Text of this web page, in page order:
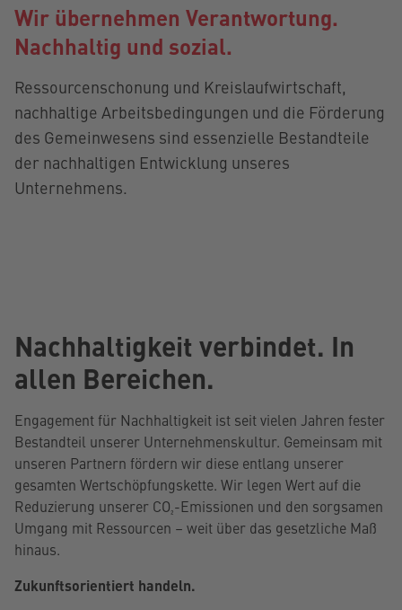
Wir übernehmen Verantwortung.
Nachhaltig und sozial.
Ressourcenschonung und Kreislaufwirtschaft,
nachhaltige Arbeitsbedingungen und die Förderung
des Gemeinwesens sind essenzielle Bestandteile
der nachhaltigen Entwicklung unseres
Unternehmens.
Nachhaltigkeit verbindet. In
allen Bereichen.
Engagement für Nachhaltigkeit ist seit vielen Jahren fester
Bestandteil unserer Unternehmenskultur. Gemeinsam mit
unseren Partnern fördern wir diese entlang unserer
gesamten Wertschöpfungskette. Wir legen Wert auf die
Reduzierung unserer CO₂-Emissionen und den sorgsamen
Umgang mit Ressourcen – weit über das gesetzliche Maß
hinaus.
Zukunftsorientiert handeln.